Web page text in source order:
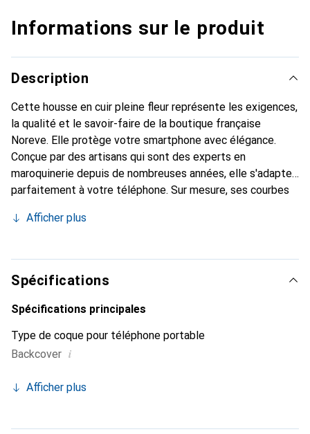
Informations sur le produit
Description
Cette housse en cuir pleine fleur représente les exigences,
la qualité et le savoir-faire de la boutique française
Noreve. Elle protège votre smartphone avec élégance.
Conçue par des artisans qui sont des experts en
maroquinerie depuis de nombreuses années, elle s'adapte
parfaitement à votre téléphone. Sur mesure, ses courbes
devient l'accessoire chic et indispensable de votre
produits de haute qualité, la marque Noreve est un choix
sûr pour une clientèle exigeante.
Afficher plus
Spécifications
Spécifications principales
Type de coque pour téléphone portable
Backcover i
Afficher plus